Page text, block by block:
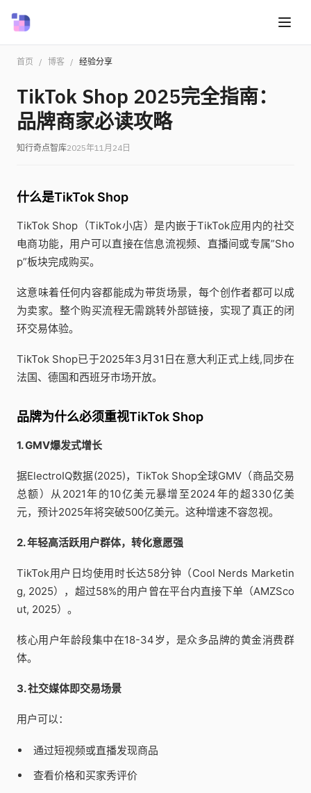
首页 / 博客 / 经验分享
TikTok Shop 2025完全指南：
品牌商家必读攻略
知行奇点智库2025年11月24日
什么是TikTok Shop
TikTok Shop（TikTok小店）是内嵌于TikTok应用内的社交
电商功能，用户可以直接在信息流视频、直播间或专属”Sho
p”板块完成购买。
这意味着任何内容都能成为带货场景，每个创作者都可以成
为卖家。整个购买流程无需跳转外部链接，实现了真正的闭
环交易体验。
TikTok Shop已于2025年3月31日在意大利正式上线,同步在
法国、德国和西班牙市场开放。
品牌为什么必须重视TikTok Shop
1. GMV爆发式增长
据ElectroIQ数据(2025)，TikTok Shop全球GMV（商品交易
总额）从2021年的10亿美元暴增至2024年的超330亿美
元，预计2025年将突破500亿美元。这种增速不容忽视。
2. 年轻高活跃用户群体，转化意愿强
TikTok用户日均使用时长达58分钟（Cool Nerds Marketin
g, 2025），超过58%的用户曾在平台内直接下单（AMZSco
ut, 2025）。
核心用户年龄段集中在18-34岁，是众多品牌的黄金消费群
体。
3. 社交媒体即交易场景
用户可以：
通过短视频或直播发现商品
查看价格和买家秀评价